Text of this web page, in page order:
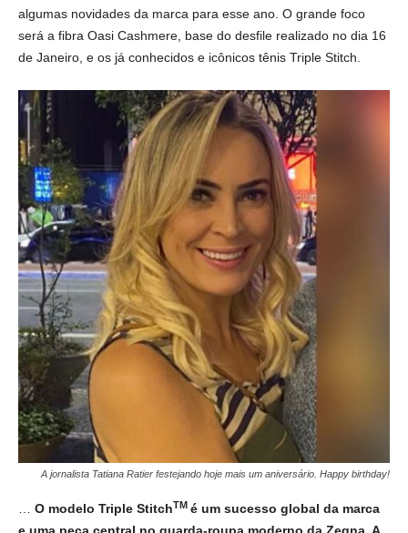
algumas novidades da marca para esse ano. O grande foco
será a fibra Oasi Cashmere, base do desfile realizado no dia 16
de Janeiro, e os já conhecidos e icônicos tênis Triple Stitch.
A jornalista Tatiana Ratier festejando hoje mais um aniversário. Happy birthday!
O modelo Triple StitchTM é um sucesso global da marca